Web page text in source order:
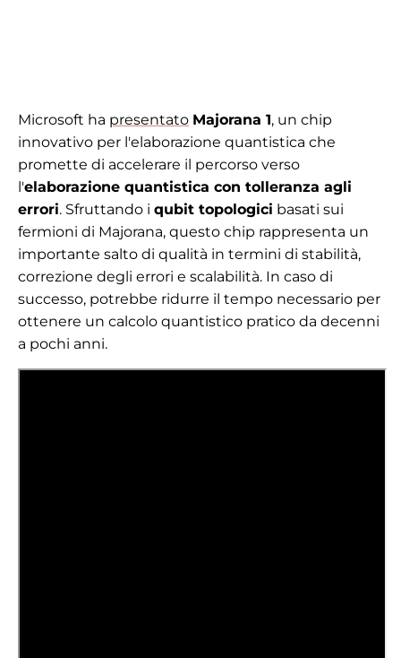
Microsoft ha presentato Majorana 1, un chip
innovativo per l'elaborazione quantistica che
promette di accelerare il percorso verso
l'elaborazione quantistica con tolleranza agli
errori. Sfruttando i qubit topologici basati sui
fermioni di Majorana, questo chip rappresenta un
importante salto di qualità in termini di stabilità,
correzione degli errori e scalabilità. In caso di
successo, potrebbe ridurre il tempo necessario per
ottenere un calcolo quantistico pratico da decenni
a pochi anni.